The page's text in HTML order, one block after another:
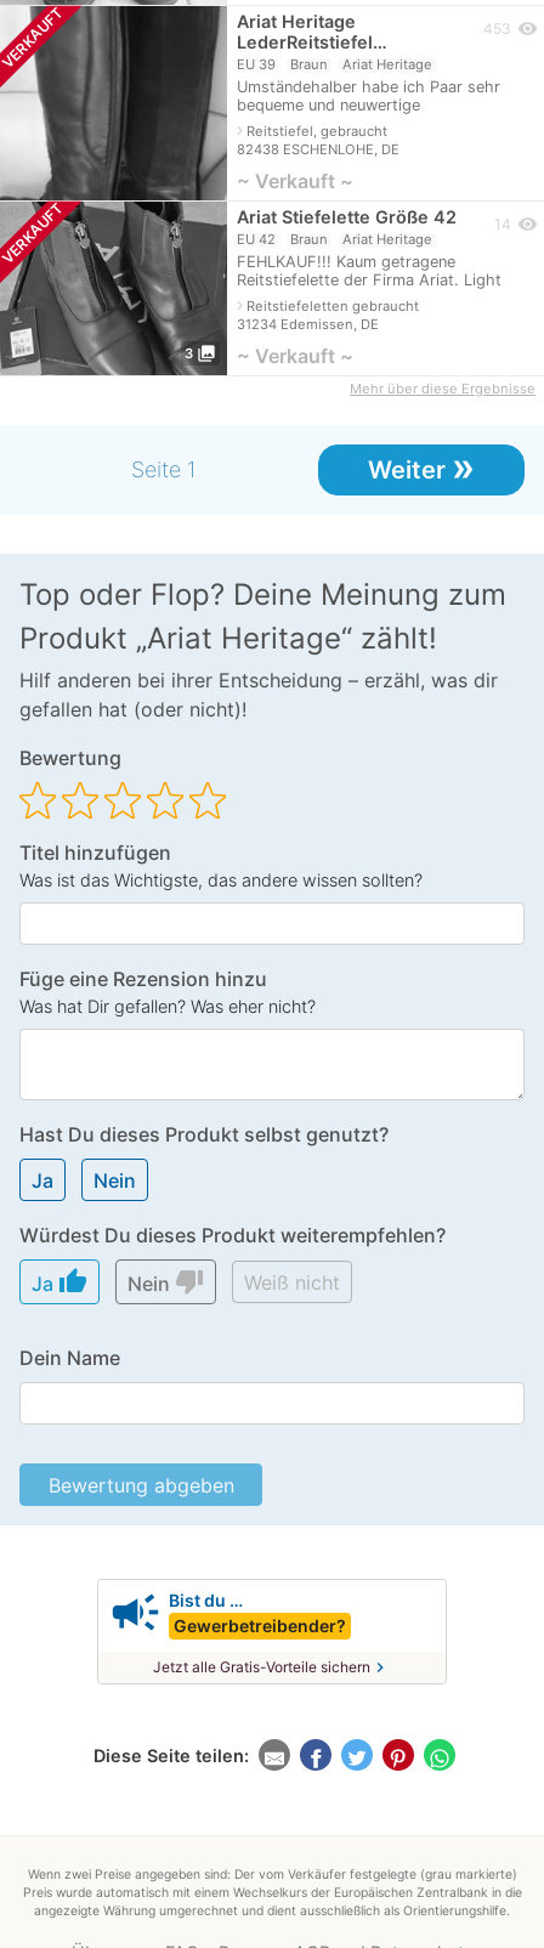
Ariat Heritage
LederReitstiefel…
EU 39 Braun Ariat Heritage
Umständehalber habe ich Paar sehr
bequeme und neuwertige
Lederreitstiefel von Ariat in braun zvk .
Hinten durchgehender Reissverschluss
GR. 39, HÖHE:
navigate_nextReitstiefel, gebraucht
82438 ESCHENLOHE, DE
453 visibility
~ Verkauft ~
3 photo_library
Ariat Stiefelette Größe 42
EU 42 Braun Ariat Heritage
FEHLKAUF!!! Kaum getragene
Reitstiefelette der Firma Ariat. Light
Brown Gr. 42 fällt jedoch kleiner aus
Beschreibung kopiert Dies ist ein Priva
navigate_nextReitstiefeletten gebraucht
31234 Edemissen, DE
14 visibility
~ Verkauft ~
Mehr über diese Ergebnisse
Seite 1 Weiter »
Top oder Flop? Deine Meinung zum
Produkt „Ariat Heritage“ zählt!
Hilf anderen bei ihrer Entscheidung – erzähl, was dir
gefallen hat (oder nicht)!
Bewertung
Titel hinzufügen
Was ist das Wichtigste, das andere wissen sollten?
Füge eine Rezension hinzu
Was hat Dir gefallen? Was eher nicht?
Hast Du dieses Produkt selbst genutzt?
Ja
Nein
Würdest Du dieses Produkt weiterempfehlen?
Ja thumb_up Nein thumb_down Weiß nicht
Dein Name
campaign Bist du …
Gewerbetreibender?
Jetzt alle Gratis-Vorteile sichern chevron_right
Diese Seite teilen:
Wenn zwei Preise angegeben sind: Der vom Verkäufer festgelegte (grau markierte)
Preis wurde automatisch mit einem Wechselkurs der Europäischen Zentralbank in die
angezeigte Währung umgerechnet und dient ausschließlich als Orientierungshilfe.